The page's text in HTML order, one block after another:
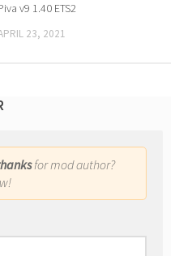
v9 1.40 ETS2
23, 2021
for mod author?